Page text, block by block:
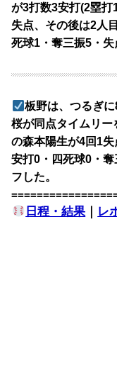
が3打数3安打(2塁
失点、その後は2人
死球1・奪三振5・失
板野は、つるぎ
桜が同点タイムリ
の森本陽生が4回1
安打0・四死球0・
フした。
日程・結果｜ レ